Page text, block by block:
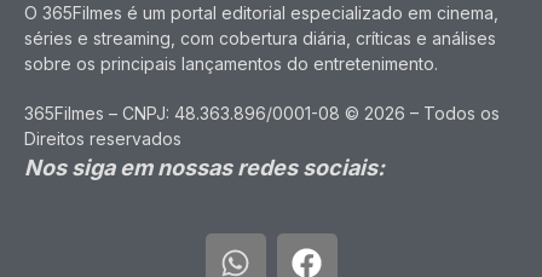
O 365Filmes é um portal editorial especializado em cinema,
séries e streaming, com cobertura diária, críticas e análises
sobre os principais lançamentos do entretenimento.
365Filmes – CNPJ: 48.363.896/0001-08 © 2026 – Todos os
Direitos reservados
Nos siga em nossas redes sociais: